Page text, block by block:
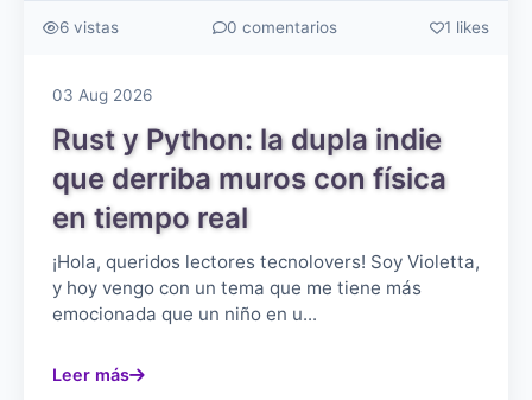
6 vistas 0 comentarios 1 likes
03 Aug 2026
Rust y Python: la dupla indie
que derriba muros con física
en tiempo real
¡Hola, queridos lectores tecnolovers! Soy Violetta,
y hoy vengo con un tema que me tiene más
emocionada que un niño en u...
Leer más